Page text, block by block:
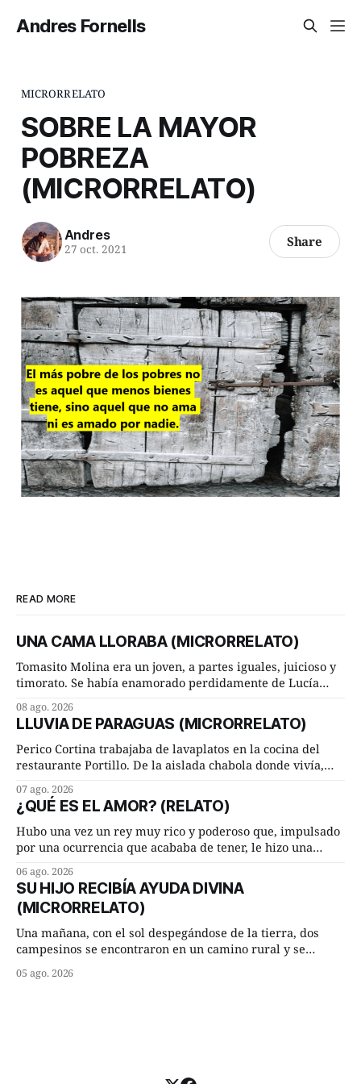
Andres Fornells
MICRORRELATO
SOBRE LA MAYOR
POBREZA
(MICRORRELATO)
Andres
27 oct. 2021 Share
READ MORE
UNA CAMA LLORABA (MICRORRELATO)
Tomasito Molina era un joven, a partes iguales, juicioso y
timorato. Se había enamorado perdidamente de Lucía
ambos les iba de maravilla. Pero mantenían absoluta
discrepancia en un deseo ineluctable por parte de ella.
Lucía Arriate quería que ellos
08 ago. 2026
LLUVIA DE PARAGUAS (MICRORRELATO)
Perico Cortina trabajaba de lavaplatos en la cocina del
restaurante Portillo. De la aislada chabola donde vivía,
cuarto de hora andando a buen paso. Cierta noche,
terminada su jornada laboral caminaba él hacía su mísera
morada cundo comenzó a llover
07 ago. 2026
¿QUÉ ES EL AMOR? (RELATO)
Hubo una vez un rey muy rico y poderoso que, impulsado
por una ocurrencia que acababa de tener, le hizo una
Dime, hombre sabio, ¿qué es el amor según tú? Su
consejero, que era muy prudente y astuto le respondió de
inmediato:
06 ago. 2026
SU HIJO RECIBÍA AYUDA DIVINA
(MICRORRELATO)
Una mañana, con el sol despegándose de la tierra, dos
campesinos se encontraron en un camino rural y se
remolachas, Manuel? —quiso saber uno. —Eso acabo de
05 ago. 2026